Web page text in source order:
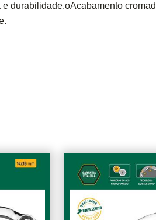
durabilidade.oAcabamento